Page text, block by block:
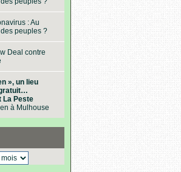
: Au
peuples ?
Deal contre
», un lieu
La Peste
à Mulhouse